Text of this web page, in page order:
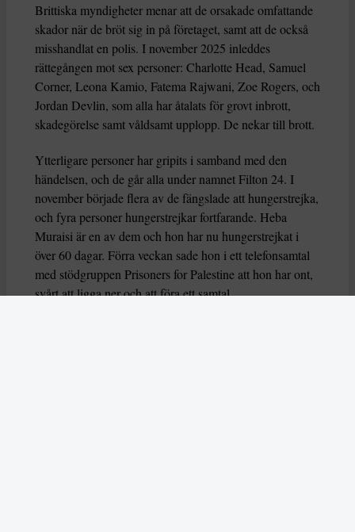
Brittiska myndigheter menar att de orsakade omfattande
skador när de bröt sig in på företaget, samt att de också
misshandlat en polis. I november 2025 inleddes
rättegången mot sex personer: Charlotte Head, Samuel
Corner, Leona Kamio, Fatema Rajwani, Zoe Rogers, och
Jordan Devlin, som alla har åtalats för grovt inbrott,
skadegörelse samt våldsamt upplopp. De nekar till brott.
Ytterligare personer har gripits i samband med den
händelsen, och de går alla under namnet Filton 24. I
november började flera av de fängslade att hungerstrejka,
och fyra personer hungerstrejkar fortfarande. Heba
Muraisi är en av dem och hon har nu hungerstrejkat i
över 60 dagar. Förra veckan sade hon i ett telefonsamtal
med stödgruppen Prisoners for Palestine att hon har ont,
svårt att ligga ner och att föra ett samtal.